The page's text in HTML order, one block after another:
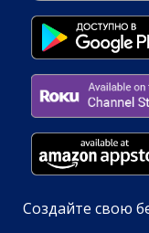
Создайте свою